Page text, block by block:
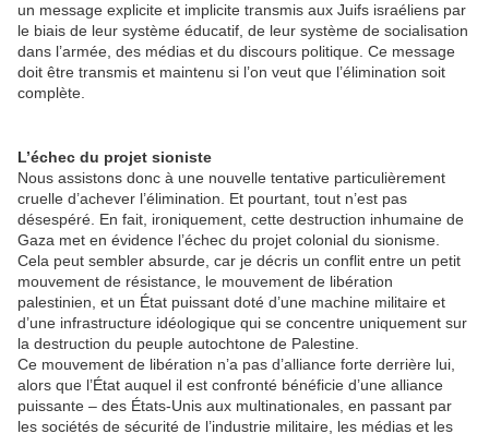
un message explicite et implicite transmis aux Juifs israéliens par
le biais de leur système éducatif, de leur système de socialisation
dans l’armée, des médias et du discours politique. Ce message
doit être transmis et maintenu si l’on veut que l’élimination soit
complète.
L’échec du projet sioniste
Nous assistons donc à une nouvelle tentative particulièrement
cruelle d’achever l’élimination. Et pourtant, tout n’est pas
désespéré. En fait, ironiquement, cette destruction inhumaine de
Gaza met en évidence l’échec du projet colonial du sionisme.
Cela peut sembler absurde, car je décris un conflit entre un petit
mouvement de résistance, le mouvement de libération
palestinien, et un État puissant doté d’une machine militaire et
d’une infrastructure idéologique qui se concentre uniquement sur
la destruction du peuple autochtone de Palestine.
Ce mouvement de libération n’a pas d’alliance forte derrière lui,
alors que l’État auquel il est confronté bénéficie d’une alliance
puissante – des États-Unis aux multinationales, en passant par
les sociétés de sécurité de l’industrie militaire, les médias et les